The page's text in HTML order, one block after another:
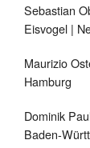
Sebastian
Eisvogel |
Maurizio
Hamburg
Dominik
Baden-